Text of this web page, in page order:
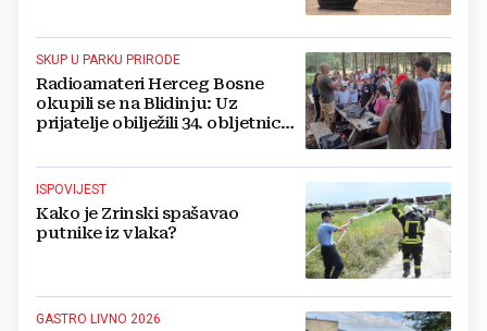
SKUP U PARKU PRIRODE
Radioamateri Herceg Bosne
okupili se na Blidinju: Uz
prijatelje obilježili 34. obljetnicu
ISPOVIJEST
Kako je Zrinski spašavao
putnike iz vlaka?
GASTRO LIVNO 2026